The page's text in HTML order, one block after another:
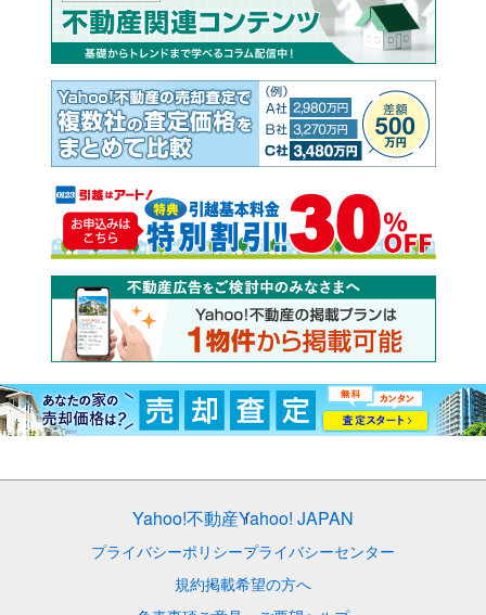
Yahoo!不動産Yahoo! JAPAN
プライバシーポリシープライバシーセンター
規約掲載希望の方へ